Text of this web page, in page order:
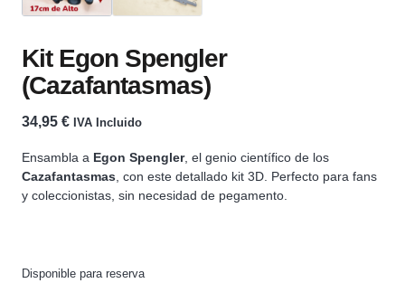
Kit Egon Spengler
(Cazafantasmas)
34,95 € IVA Incluido
Ensambla a Egon Spengler, el genio científico de los
Cazafantasmas, con este detallado kit 3D. Perfecto para fans
y coleccionistas, sin necesidad de pegamento.
Disponible para reserva